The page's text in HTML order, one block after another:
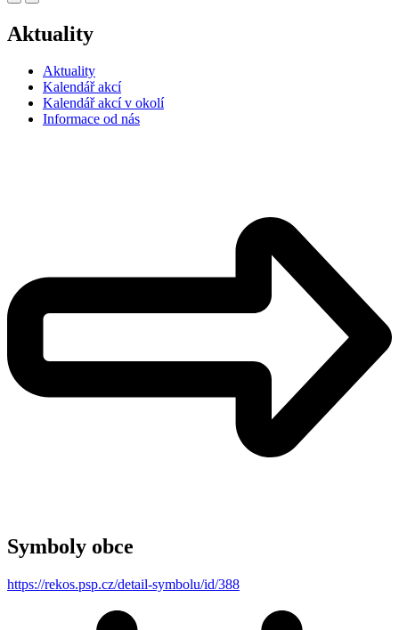
Aktuality
Aktuality
Kalendář akcí
Kalendář akcí v okolí
Informace od nás
Symboly obce
https://rekos.psp.cz/detail-symbolu/id/388